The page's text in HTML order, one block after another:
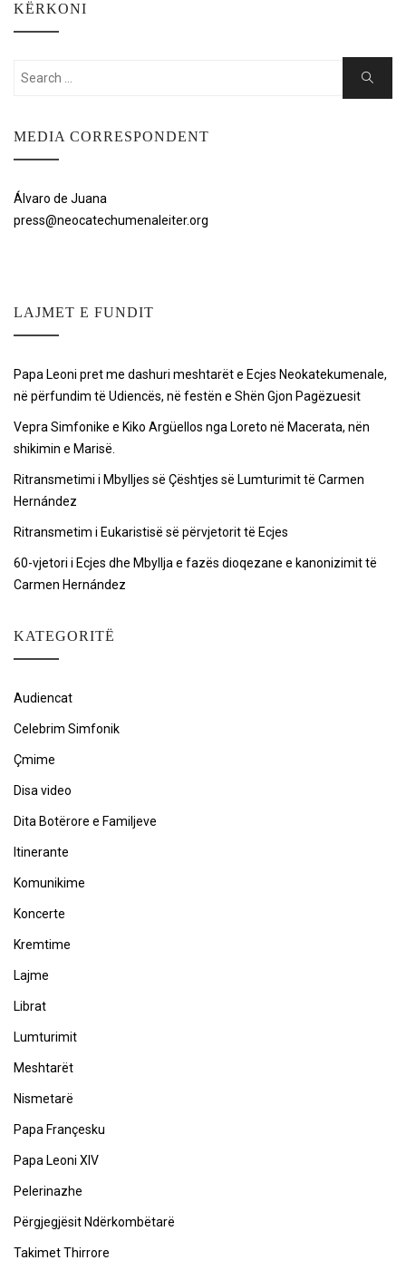
KËRKONI
Search
Search
MEDIA CORRESPONDENT
Álvaro de Juana
press@neocatechumenaleiter.org
LAJMET E FUNDIT
Papa Leoni pret me dashuri meshtarët e Ecjes Neokatekumenale,
në përfundim të Udiencës, në festën e Shën Gjon Pagëzuesit
Vepra Simfonike e Kiko Argüellos nga Loreto në Macerata, nën
shikimin e Marisë.
Ritransmetimi i Mbylljes së Çështjes së Lumturimit të Carmen
Hernández
Ritransmetim i Eukaristisë së përvjetorit të Ecjes
60-vjetori i Ecjes dhe Mbyllja e fazës dioqezane e kanonizimit të
Carmen Hernández
KATEGORITË
Audiencat
Celebrim Simfonik
Çmime
Disa video
Dita Botërore e Familjeve
Itinerante
Komunikime
Koncerte
Kremtime
Lajme
Librat
Lumturimit
Meshtarët
Nismetarë
Papa Françesku
Papa Leoni XIV
Pelerinazhe
Përgjegjësit Ndërkombëtarë
Takimet Thirrore